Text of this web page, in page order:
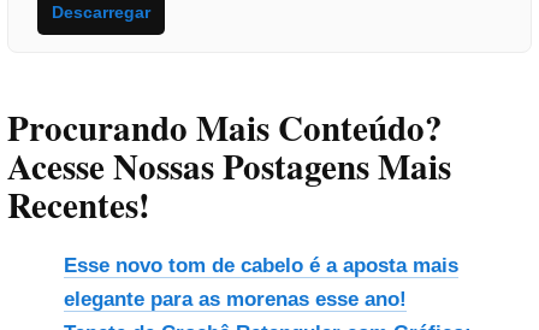
Descarregar
Procurando Mais Conteúdo?
Acesse Nossas Postagens Mais
Recentes!
Esse novo tom de cabelo é a aposta mais
elegante para as morenas esse ano!